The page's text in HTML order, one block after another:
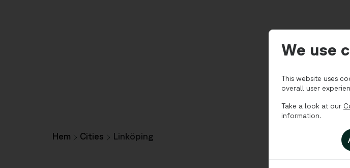
Hem Cities Linköping
We use
This website uses
overall user
Take a look at our
information.